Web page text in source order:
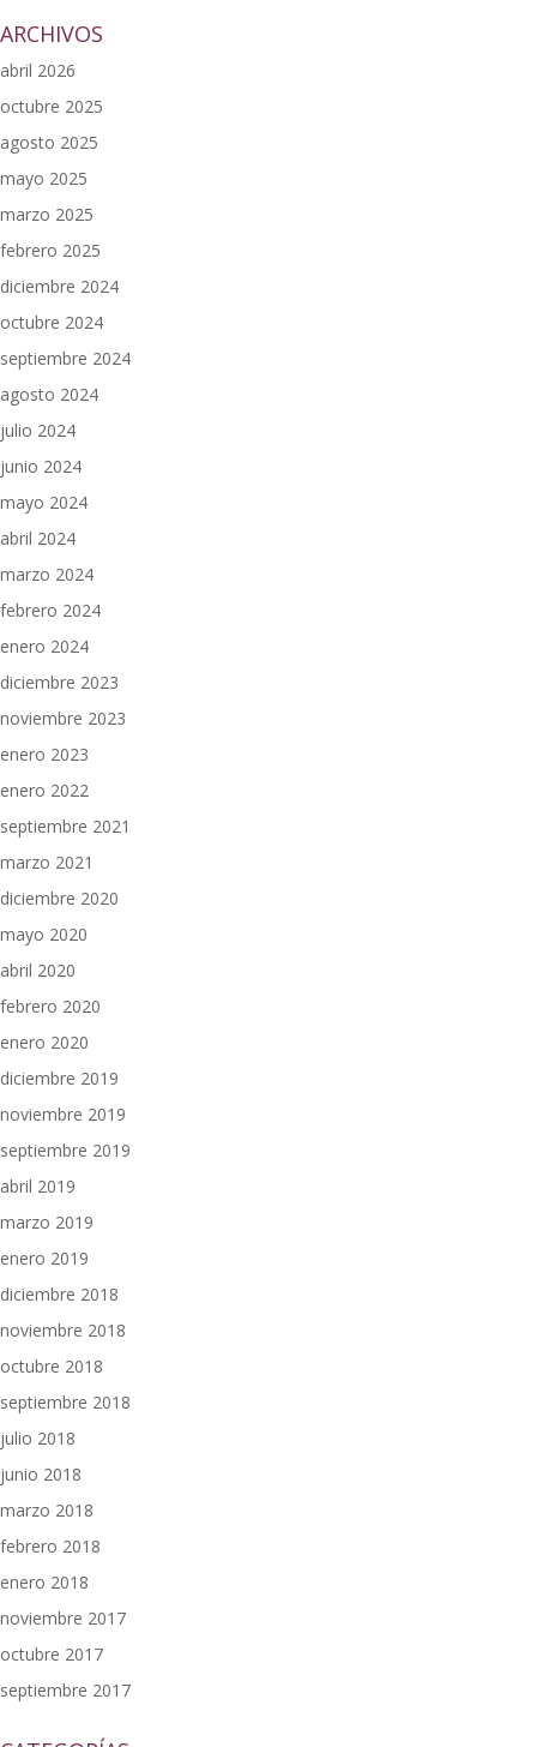
ARCHIVOS
abril 2026
octubre 2025
agosto 2025
mayo 2025
marzo 2025
febrero 2025
diciembre 2024
octubre 2024
septiembre 2024
agosto 2024
julio 2024
junio 2024
mayo 2024
abril 2024
marzo 2024
febrero 2024
enero 2024
diciembre 2023
noviembre 2023
enero 2023
enero 2022
septiembre 2021
marzo 2021
diciembre 2020
mayo 2020
abril 2020
febrero 2020
enero 2020
diciembre 2019
noviembre 2019
septiembre 2019
abril 2019
marzo 2019
enero 2019
diciembre 2018
noviembre 2018
octubre 2018
septiembre 2018
julio 2018
junio 2018
marzo 2018
febrero 2018
enero 2018
noviembre 2017
octubre 2017
septiembre 2017